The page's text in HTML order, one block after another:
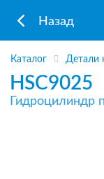
Назад
Каталог Детали
HSC9025
Гидроцилиндр